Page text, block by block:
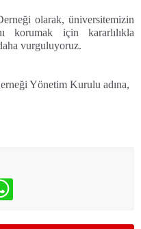
olarak, üniversitemizin
korumak için kararlılıkla
vurguluyoruz.
Yönetim Kurulu adına,